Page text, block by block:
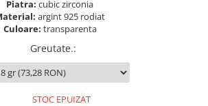
Piatra: cubic zirconia
argint 925 rodiat
Culoare: transparenta
Greutate.:
STOC EPUIZAT